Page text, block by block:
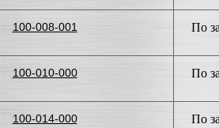
100-008-001 По
100-010-000 По
100-014-000 По